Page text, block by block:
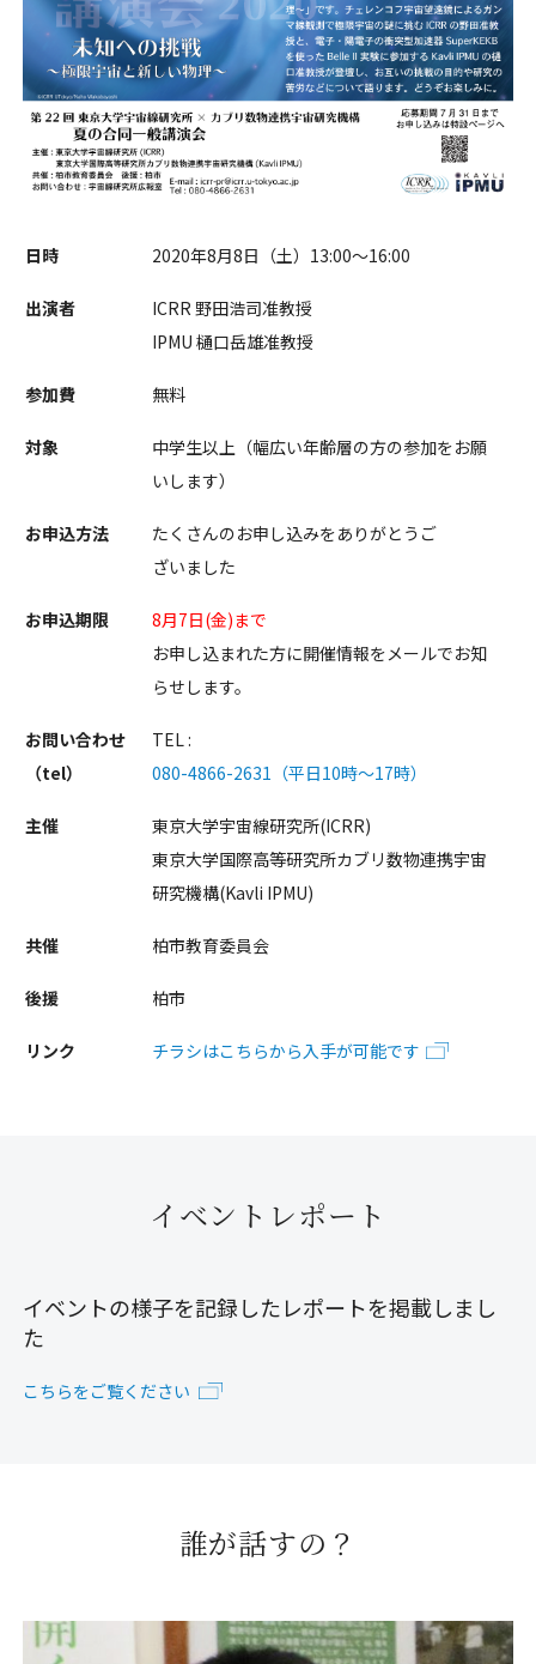
日時 2020年8月8日（土）13:00〜16:00
出演者
ICRR 野田浩司准教授
IPMU 樋口岳雄准教授
参加費 無料
対象
中学生以上（幅広い年齢層の方の参加をお願
いします）
お申込方法
たくさんのお申し込みをありがとうご
ざいました
お申込期限
8月7日(金)まで
お申し込まれた方に開催情報をメールでお知
らせします。
お問い合わせ
（tel）
TEL :
080-4866-2631（平日10時〜17時）
主催
東京大学宇宙線研究所(ICRR)
東京大学国際高等研究所カブリ数物連携宇宙
研究機構(Kavli IPMU)
共催 柏市教育委員会
後援 柏市
リンク チラシはこちらから入手が可能です
イベントレポート
イベントの様子を記録したレポートを掲載しまし
た
こちらをご覧ください
誰が話すの？